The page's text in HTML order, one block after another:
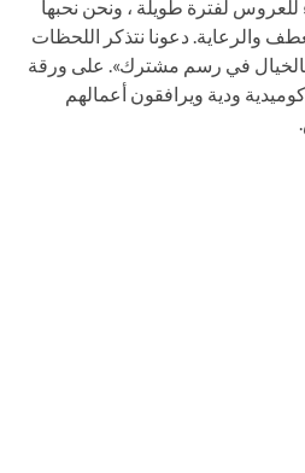
لفترة طويلة ، ونحن نحبها
والرعاية. دعونا نتذكر اللحظات
في رسم مشترك». على ورقة
ودية ويرافقون أعمالهم